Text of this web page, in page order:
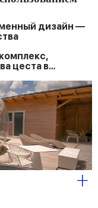
дизайн —
цеста в…